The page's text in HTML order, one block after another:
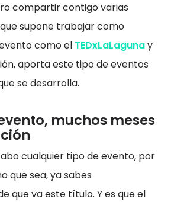
compartir contigo varias
supone trabajar como
como el TEDxLaLagunay
aporta este tipo de eventos
se desarrolla.
muchos meses
cualquier tipo de evento, por
que sea, ya sabes
que va este título. Y es que el